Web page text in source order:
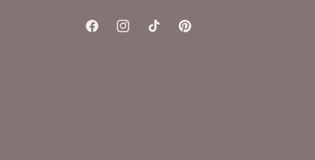
FacebookInstagramTikTok Pinterest